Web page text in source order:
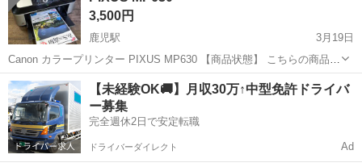
3,500円
鹿児駅
3月19日
Canon カラープリンター PIXUS MP630 【商品状態】 こちらの商品は
中古品です ✅ 使用に伴う細かいキズ等がございます ✅ 液晶はキレイ
に表示されています ✅ 印刷結果に関しましては画像4.5枚目をご参...
高知 南国市 鹿児駅 プリンター Canon
【未経験OK🚚】月収30万↑中型免許ドライバ
ー募集
完全週休2日で安定転職
ドライバーダイレクト Ad